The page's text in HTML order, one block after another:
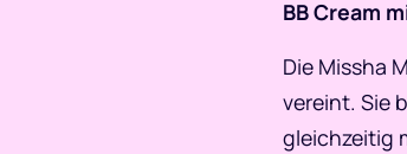
BB Cream
Die Missha
vereint. Sie
gleichzeitig